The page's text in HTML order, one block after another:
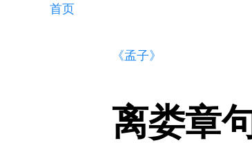
首页
《孟子》
离娄章